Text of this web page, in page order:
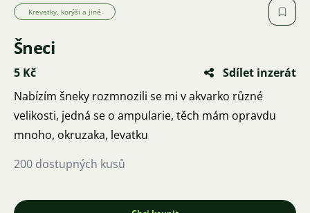
Krevetky, korýši a jiné
Šneci
5 Kč
Sdílet inzerát
Nabízím šneky rozmnozili se mi v akvarko různé
velikosti, jedná se o ampularie, těch mám opravdu
mnoho, okruzaka, levatku
200 dostupných kusů